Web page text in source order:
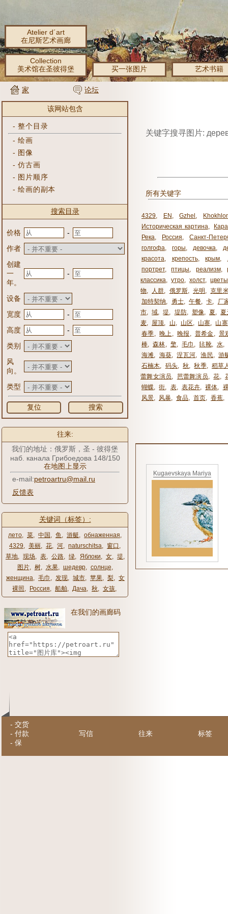
Atelier d´art
在尼斯艺术画廊
Collection
美术馆在圣彼得堡
买一张图片 艺术书籍
家 论坛
该网站包含
-整个目录
-绘画
- 图像
-仿古画
- 图片顺序
-绘画的副本
搜索目录
价格
-
作者
创建
一
年。
-
设备
宽度
-
高度
-
类别
风
向。
类型
复位 搜索
往来:
我们的地址：俄罗斯，圣 - 彼得堡
наб. канала Грибоедова 148/150
在地图上显示
e-mail:petroartru@mail.ru
反馈表
关键词（标签）:
лето, 菜, 中国 , 鱼 , 游艇, обнаженная,
4329, 美丽, 花, 河, naturschitsa, 窗口 ,
草地, 现场, 表, 公路, 绿, Яблоки, 女, 堤,
图片, 树, 水果, шедевр, солнце,
женщина, 毛巾 , 发现, 城市, 苹果, 梨, 女
裸照, Россия, 船舶, Дача, 秋, 女孩,
在我们的画廊码
关键字搜寻图片:
所有关键字
4329, EN , Gzhel ,
Историческая картина,
Река, Россия,
Санкт-
голгофа, горы, девочка,
красота, крепость, крым,
портрет, птицы, реализм,
классика, утро, холст, цветы
物, 人群, 俄罗斯, 光明 , 克里
加特契纳, 勇士, 午餐, 卡,
厂
市, 域, 堤, 堤防, 塑像, 夏, 夏
麦, 屋顶, 山, 山区, 山寨, 山
春季, 晚上, 晚报 , 普希金, 景
棒, 森林, 檠, 毛巾 , 毡靴, 水,
海滩, 海葵, 涅瓦河, 渔民, 游
石楠木, 码头, 秋, 秋季, 稻草
蕾舞女演员, 芭蕾舞演员, 花,
蝴蝶, 街, 表, 表花卉, 裸体,
风景, 风暴, 食品, 首页, 香蕉,
Kugaevskaya Mariya
- 交货
- 付款
- 保
写信 往来 标签